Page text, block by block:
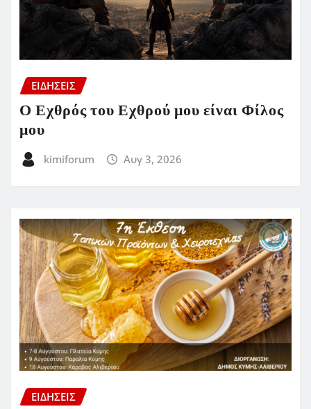
ΕΙΔΗΣΕΙΣ
Ο Εχθρός του Εχθρού μου είναι Φίλος
μου
kimiforum Αυγ 3, 2026
ΕΙΔΗΣΕΙΣ